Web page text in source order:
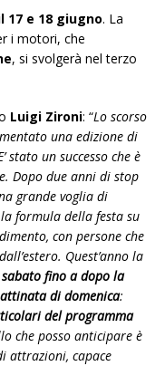
17 e 18 giugno. La
i motori, che
, si svolgerà nel terzo
Luigi Zironi: “Lo scorso
una edizione di
stato un successo che è
Dopo due anni di stop
grande voglia di
formula della festa su
con persone che
Quest’anno la
fino a dopo la
di domenica:
del programma
che posso anticipare è
attrazioni, capace